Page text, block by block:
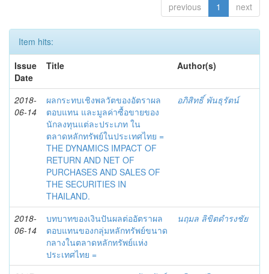
previous 1 next
Item hits:
Issue
Date
Title Author(s)
2018-
06-14
ผลกระทบเชิงพลวัตของอัตราผล
ตอบแทน และมูลค่าซื้อขายของ
นักลงทุนแต่ละประเภท ใน
ตลาดหลักทรัพย์ในประเทศไทย =
THE DYNAMICS IMPACT OF
RETURN AND NET OF
PURCHASES AND SALES OF
THE SECURITIES IN
THAILAND.
อภิสิทธิ์ พันธุรัตน์
2018-
06-14
บทบาทของเงินปันผลต่ออัตราผล
ตอบแทนของกลุ่มหลักทรัพย์ขนาด
กลางในตลาดหลักทรัพย์แห่ง
ประเทศไทย =
นฤมล ลิขิตดำรงชัย